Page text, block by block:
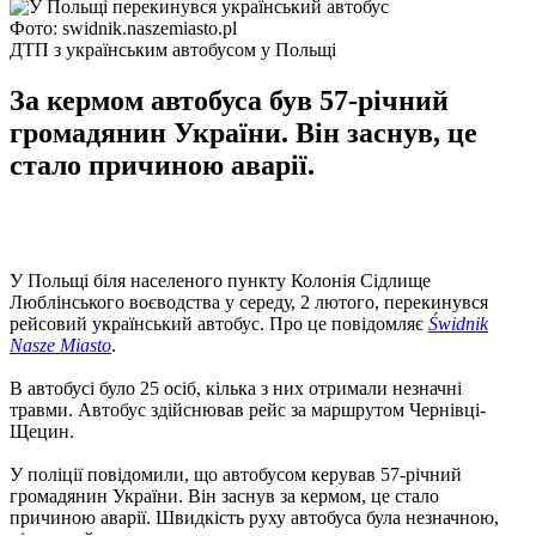
Фото: swidnik.naszemiasto.pl
ДТП з українським автобусом у Польщі
За кермом автобуса був 57-річний
громадянин України. Він заснув, це
стало причиною аварії.
У Польщі біля населеного пункту Колонія Сідлище
Люблінського воєводства у середу, 2 лютого, перекинувся
рейсовий український автобус. Про це повідомляє Świdnik
Nasze Miasto.
В автобусі було 25 осіб, кілька з них отримали незначні
травми. Автобус здійснював рейс за маршрутом Чернівці-
Щецин.
У поліції повідомили, що автобусом керував 57-річний
громадянин України. Він заснув за кермом, це стало
причиною аварії. Швидкість руху автобуса була незначною,